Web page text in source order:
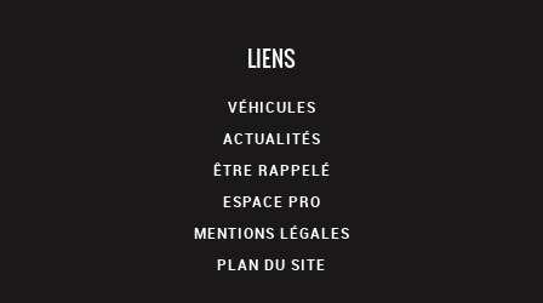
LIENS
VÉHICULES
ACTUALITÉS
ÊTRE RAPPELÉ
ESPACE PRO
MENTIONS LÉGALES
PLAN DU SITE